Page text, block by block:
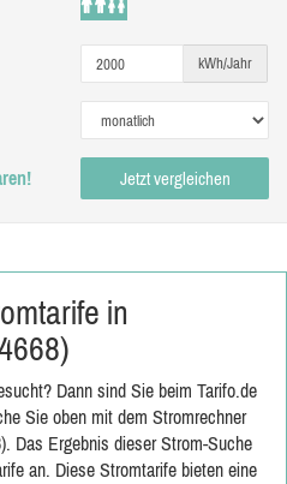
kWh/Jahr
Jetzt vergleichen
in
Dann sind Sie beim Tarifo.de
Sie oben mit dem Stromrechner
Das Ergebnis dieser Strom-Suche
an. Diese Stromtarife bieten eine